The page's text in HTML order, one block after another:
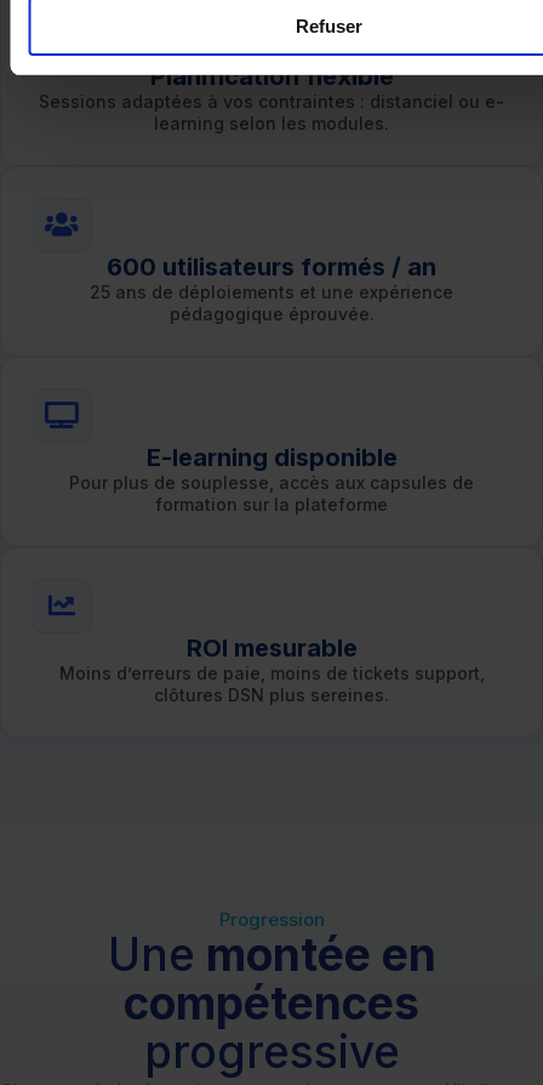
Refuser
Planification flexible
Sessions adaptées à vos contraintes : distanciel ou e-
learning selon les modules.
600 utilisateurs formés / an
25 ans de déploiements et une expérience
pédagogique éprouvée.
E-learning disponible
Pour plus de souplesse, accès aux capsules de
formation sur la plateforme
ROI mesurable
Moins d’erreurs de paie, moins de tickets support,
clôtures DSN plus sereines.
Progression
Une montée en
compétences
progressive